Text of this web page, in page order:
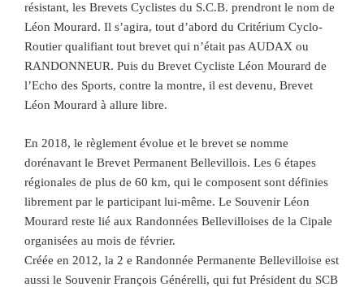
résistant, les Brevets Cyclistes du S.C.B. prendront le nom de
Léon Mourard. Il s’agira, tout d’abord du Critérium Cyclo-
Routier qualifiant tout brevet qui n’était pas AUDAX ou
RANDONNEUR. Puis du Brevet Cycliste Léon Mourard de
l’Echo des Sports, contre la montre, il est devenu, Brevet
Léon Mourard à allure libre.
En 2018, le règlement évolue et le brevet se nomme
dorénavant le Brevet Permanent Bellevillois. Les 6 étapes
régionales de plus de 60 km, qui le composent sont définies
librement par le participant lui-même. Le Souvenir Léon
Mourard reste lié aux Randonnées Bellevilloises de la Cipale
organisées au mois de février.
Créée en 2012, la 2 e Randonnée Permanente Bellevilloise est
aussi le Souvenir François Générelli, qui fut Président du SCB